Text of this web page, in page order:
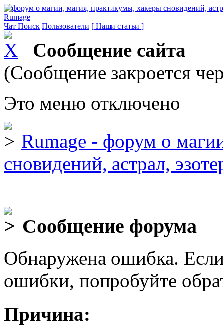
Rumage
Чат Поиск Пользователи [ Наши статьи ]
Сообщение сайта
(Сообщение закроется
Это меню отключено
Rumage - форум о
сновидений, астрал,
Сообщение форума
Обнаружена ошибка.
ошибки, попробуйте
Причина: